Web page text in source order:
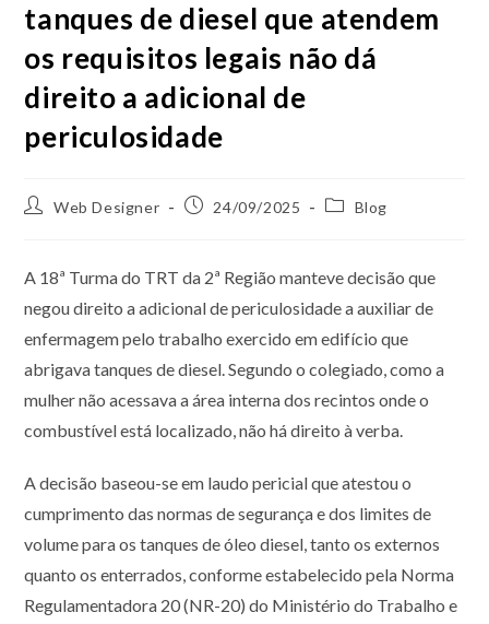
tanques de diesel que atendem
os requisitos legais não dá
direito a adicional de
periculosidade
Web Designer 24/09/2025 Blog
A 18ª Turma do TRT da 2ª Região manteve decisão que
negou direito a adicional de periculosidade a auxiliar de
enfermagem pelo trabalho exercido em edifício que
abrigava tanques de diesel. Segundo o colegiado, como a
mulher não acessava a área interna dos recintos onde o
combustível está localizado, não há direito à verba.
A decisão baseou-se em laudo pericial que atestou o
cumprimento das normas de segurança e dos limites de
volume para os tanques de óleo diesel, tanto os externos
quanto os enterrados, conforme estabelecido pela Norma
Regulamentadora 20 (NR-20) do Ministério do Trabalho e